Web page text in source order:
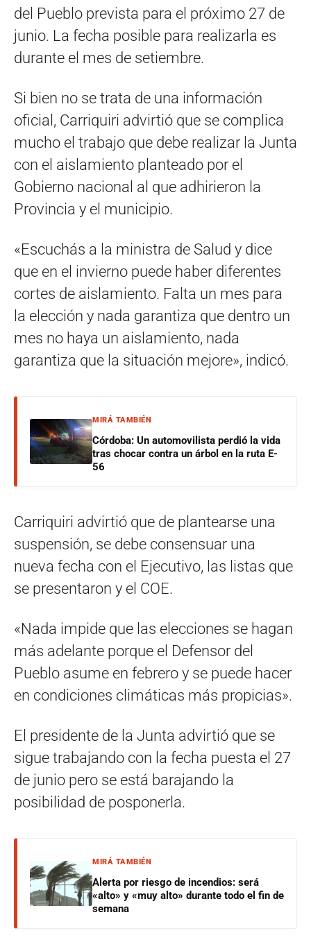
del Pueblo prevista para el próximo 27 de
junio. La fecha posible para realizarla es
durante el mes de setiembre.
Si bien no se trata de una información
oficial, Carriquiri advirtió que se complica
mucho el trabajo que debe realizar la Junta
con el aislamiento planteado por el
Gobierno nacional al que adhirieron la
Provincia y el municipio.
«Escuchás a la ministra de Salud y dice
que en el invierno puede haber diferentes
cortes de aislamiento. Falta un mes para
la elección y nada garantiza que dentro un
mes no haya un aislamiento, nada
garantiza que la situación mejore», indicó.
MIRÁ TAMBIÉN
Córdoba: Un automovilista perdió la vida
tras chocar contra un árbol en la ruta E-
56
Carriquiri advirtió que de plantearse una
suspensión, se debe consensuar una
nueva fecha con el Ejecutivo, las listas que
se presentaron y el COE.
«Nada impide que las elecciones se hagan
más adelante porque el Defensor del
Pueblo asume en febrero y se puede hacer
en condiciones climáticas más propicias».
El presidente de la Junta advirtió que se
sigue trabajando con la fecha puesta el 27
de junio pero se está barajando la
posibilidad de posponerla.
MIRÁ TAMBIÉN
Alerta por riesgo de incendios: será
«alto» y «muy alto» durante todo el fin de
semana